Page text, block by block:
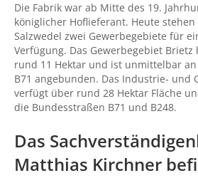
Die Fabrik war ab Mitte des 19.
königlicher Hoflieferant. Heute
Salzwedel zwei Gewerbegebiete für
Verfügung. Das Gewerbegebiet Brietz
rund 11 Hektar und ist unmittelbar
B71 angebunden. Das Industrie- und
verfügt über rund 28 Hektar Fläche
die Bundesstraßen B71 und B248.
Das
Matthias Kirchner